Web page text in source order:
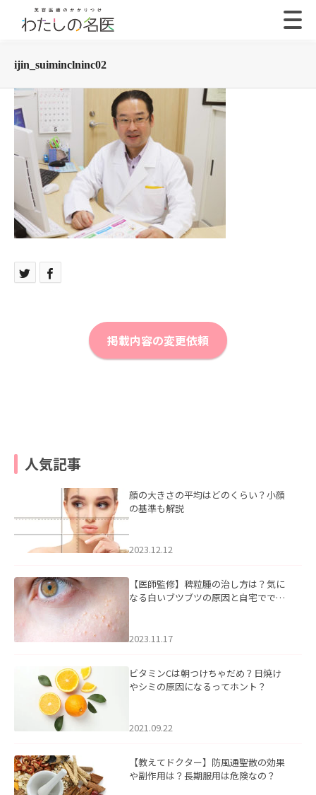
ijin_suiminclninc02
掲載内容の変更依頼
人気記事
顔の大きさの平均はどのくらい？小顔
の基準も解説
2023.12.12
【医師監修】稗粒腫の治し方は？気に
なる白いブツブツの原因と自宅ででき
2023.11.17
ビタミンCは朝つけちゃだめ？日焼け
やシミの原因になるってホント？
2021.09.22
【教えてドクター】防風通聖散の効果
や副作用は？長期服用は危険なの？